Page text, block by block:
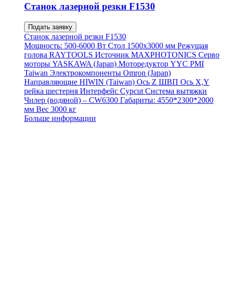
Станок лазерной резки F1530
Подать заявку
Станок лазерной резки F1530
Мощность: 500-6000 Вт Стол 1500х3000 мм Режущая
голова RAYTOOLS Источник MAXPHOTONICS Серво
моторы YASKAWA (Japan) Моторедуктор YYC PMI
Taiwan Электрокомпоненты Omron (Japan)
Направляющие HIWIN (Taiwan) Ось Z ШВП Ось Х,Y
рейка шестерня Интерфейс Cypcut Система вытяжки
Чилер (водяной) – CW6300 Габариты: 4550*2300*2000
мм Вес 3000 кг
Больше информации